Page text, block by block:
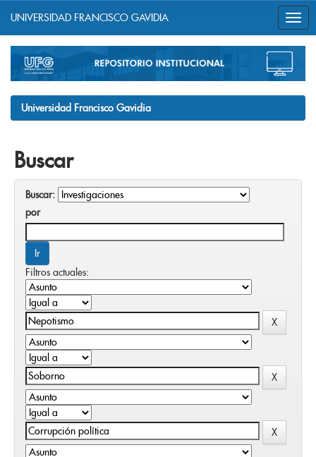
navigation
UNIVERSIDAD FRANCISCO GAVIDIA
Universidad Francisco Gavidia
Buscar
Buscar:
por
Filtros actuales: